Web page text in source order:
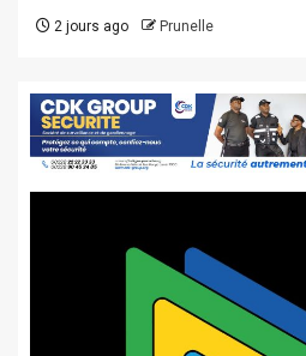
2 jours ago Prunelle